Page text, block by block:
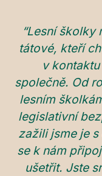
“Lesní školky
tátové, kteří
v
společně. Od
lesním
legislativní
zažili jsme je
se k nám
ušetřit. Jste